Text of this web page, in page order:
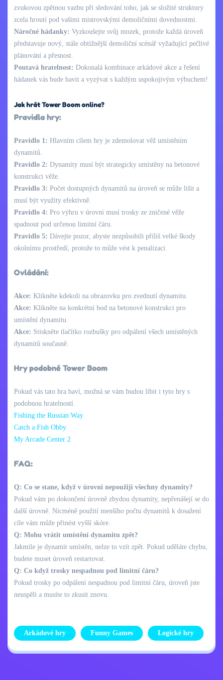
zvukovou zpětnou vazbu při sledování toho, jak se složité struktury
zcela hroutí pod vašimi mistrovskými demoličními dovednostmi.
Náročné hádanky: Vyzkoušejte svůj mozek, protože každá úroveň
představuje nový, stále obtížnější demoliční scénář vyžadující pečlivé
plánování a přesnost.
Poutavá hratelnost: Dokonalá kombinace arkádové akce a řešení
hádanek vás bude bavit a vyzývat s každým uspokojivým výbuchem!
Jak hrát Tower Boom online?
Pravidla hry:
Pravidlo 1: Hlavním cílem hry je zdemolovat věž umístěním
dynamitů.
Pravidlo 2: Dynamity musí být strategicky umístěny na betonové
konstrukci věže.
Pravidlo 3: Počet dostupných dynamitů na úroveň se může lišit a
musí být využity efektivně.
Pravidlo 4: Pro výhru v úrovni musí trosky ze zničené věže
spadnout pod určenou limitní čáru.
Pravidlo 5: Dávejte pozor, abyste nezpůsobili příliš velké škody
okolnímu prostředí, protože to může vést k penalizaci.
Ovládání:
Akce: Klikněte kdekoli na obrazovku pro zvednutí dynamitu.
Akce: Klikněte na konkrétní bod na betonové konstrukci pro
umístění dynamitu.
Akce: Stiskněte tlačítko rozbušky pro odpálení všech umístěných
dynamitů současně.
Hry podobné Tower Boom
Pokud vás tato hra baví, možná se vám budou líbit i tyto hry s
podobnou hratelností.
Fishing the Russian Way
Catch a Fish Obby
My Arcade Center 2
FAQ:
Q: Co se stane, když v úrovni nepoužiji všechny dynamity?
Pokud vám po dokončení úrovně zbydou dynamity, nepřenášejí se do
další úrovně. Nicméně použití menšího počtu dynamitů k dosažení
cíle vám může přinést vyšší skóre.
Q: Mohu vrátit umístění dynamitu zpět?
Jakmile je dynamit umístěn, nelze to vzít zpět. Pokud uděláte chybu,
budete muset úroveň restartovat.
Q: Co když trosky nespadnou pod limitní čáru?
Pokud trosky po odpálení nespadnou pod limitní čáru, úroveň jste
neuspěli a musíte to zkusit znovu.
Arkádové hry Funny Games Logické hry